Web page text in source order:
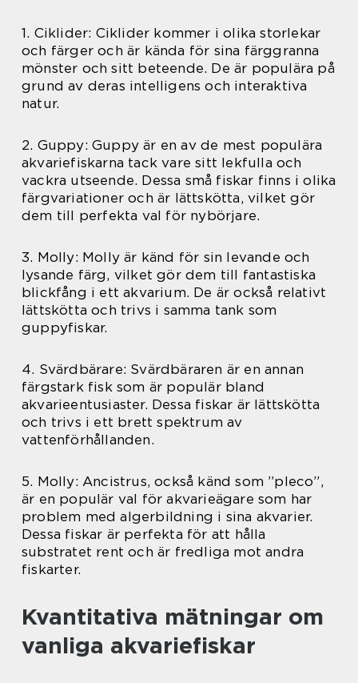
1. Ciklider: Ciklider kommer i olika storlekar
och färger och är kända för sina färggranna
mönster och sitt beteende. De är populära på
grund av deras intelligens och interaktiva
natur.
2. Guppy: Guppy är en av de mest populära
akvariefiskarna tack vare sitt lekfulla och
vackra utseende. Dessa små fiskar finns i olika
färgvariationer och är lättskötta, vilket gör
dem till perfekta val för nybörjare.
3. Molly: Molly är känd för sin levande och
lysande färg, vilket gör dem till fantastiska
blickfång i ett akvarium. De är också relativt
lättskötta och trivs i samma tank som
guppyfiskar.
4. Svärdbärare: Svärdbäraren är en annan
färgstark fisk som är populär bland
akvarieentusiaster. Dessa fiskar är lättskötta
och trivs i ett brett spektrum av
vattenförhållanden.
5. Molly: Ancistrus, också känd som ”pleco”,
är en populär val för akvarieägare som har
problem med algerbildning i sina akvarier.
Dessa fiskar är perfekta för att hålla
substratet rent och är fredliga mot andra
fiskarter.
Kvantitativa mätningar om
vanliga akvariefiskar